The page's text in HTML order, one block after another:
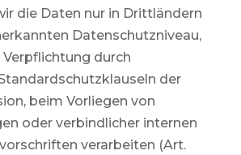
die Daten nur in Drittländern
Datenschutzniveau,
durch
der
beim Vorliegen von
oder verbindlicher internen
verarbeiten (Art.